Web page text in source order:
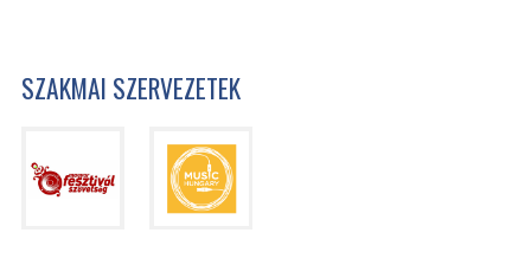
SZAKMAI SZERVEZETEK